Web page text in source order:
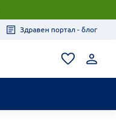
Здравен портал - блог